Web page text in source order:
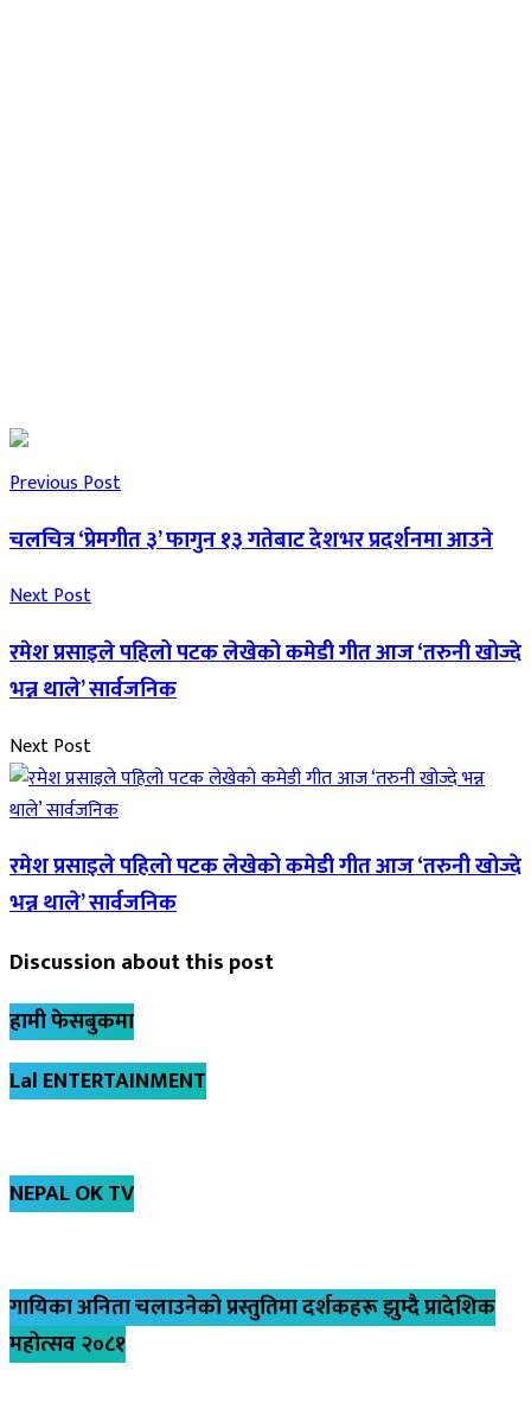
Previous Post
चलचित्र ‘प्रेमगीत ३’ फागुन १३ गतेबाट देशभर प्रदर्शनमा आउने
Next Post
रमेश प्रसाइले पहिलो पटक लेखेको कमेडी गीत आज ‘तरुनी खोज्दे
भन्न थाले’ सार्वजनिक
Next Post
रमेश प्रसाइले पहिलो पटक लेखेको कमेडी गीत आज ‘तरुनी खोज्दे
भन्न थाले’ सार्वजनिक
Discussion about this post
हामी फेसबुकमा
Lal ENTERTAINMENT
NEPAL OK TV
गायिका अनिता चलाउनेको प्रस्तुतिमा दर्शकहरू झुम्दै प्रादेशिक
महोत्सव २०८१